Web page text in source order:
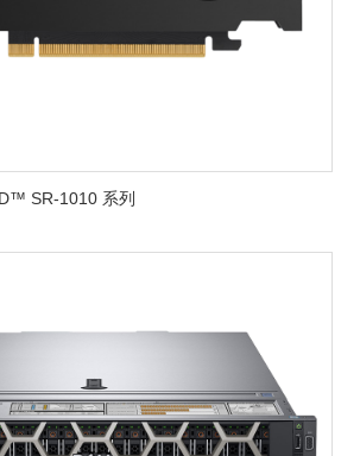
SR-1010 系列